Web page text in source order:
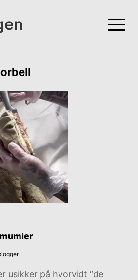
usikker på hvorvidt “de